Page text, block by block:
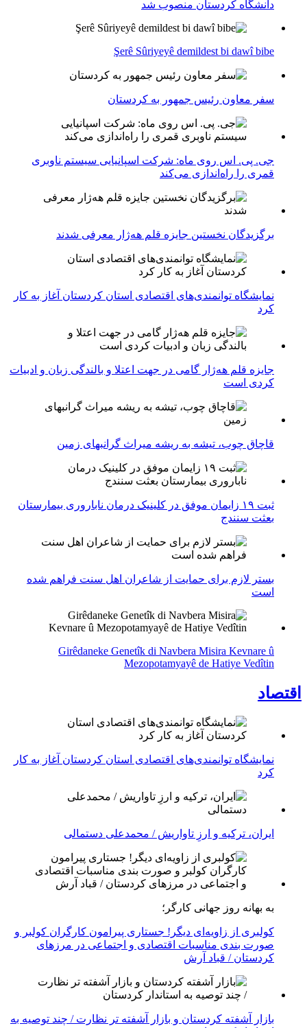
دانشگاه کردستان منصوب شد
Şerê Sûriyeyê demildest bi dawî bibe
سفر معاون رئیس جمهور به کردستان
جی. پی. اس روی ماه: شرکت اسپانیایی سیستم ناوبری
قمری را راه‌اندازی می‌کند
برگزیدگان نخستین جایزه قلم هه‌ژار معرفی شدند
نمایشگاه توانمندی‌های اقتصادی استان کردستان آغاز به کار
کرد
جایزه قلم هه‌ژار گامی در جهت اعتلا و بالندگی زبان و ادبیات
کردی است
قاچاق چوب، تیشه به ریشه میراث گرانبهای زمین
ثبت ۱۹ زایمان موفق در کلینیک درمان ناباروری بیمارستان
بعثت سنندج
بستر لازم برای حمایت از شاعران اهل سنت فراهم شده
است
Girêdaneke Genetîk di Navbera Misira Kevnare û
Mezopotamyayê de Hatiye Vedîtin
اقتصاد
نمایشگاه توانمندی‌های اقتصادی استان کردستان آغاز به کار
کرد
ایران، ترکیه و ارزِ تاواریش / محمدعلی دستمالی
به بهانه روز جهانی کارگر؛
کولبری از زاویه‌ای دیگر! جستاری پیرامون کارگران کولبر و
صورت بندی مناسبات اقتصادی و اجتماعی در مرزهای
کردستان / قباد آرش
بازار آشفته کردستان و بازار آشفته­ تر نظارت / چند توصیه به